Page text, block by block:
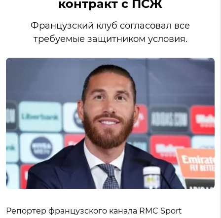
контракт с ПСЖ
Французский клуб согласовал все
требуемые защитником условия.
Репортер французского канала RMC Sport